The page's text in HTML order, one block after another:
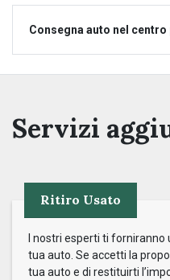
Consegna auto nel centro
Servizi
Ritiro Usato
I nostri esperti ti
tua auto. Se accetti la
tua auto e di restituirti